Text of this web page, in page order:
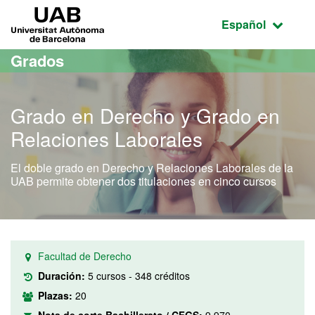
Acceso al contenido principal
Acceso a la navegación de la página
Idioma
Español
Grados
Grado en Derecho y Grado en
Relaciones Laborales
El doble grado en Derecho y Relaciones Laborales de la
UAB permite obtener dos titulaciones en cinco cursos
Facultad de Derecho
Duración: 5 cursos - 348 créditos
Plazas: 20